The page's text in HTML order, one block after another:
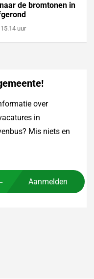
de bromtonen in
uur
over
in
Mis niets en
Aanmelden